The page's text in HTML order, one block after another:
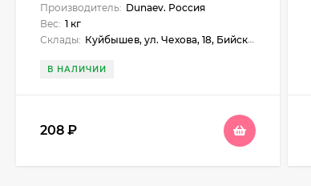
Производитель: Dunaev. Россия
Вес: 1 кг
Склады: Куйбышев, ул. Чехова, 18, Бийск, ул. Больничный взвоз, 8
В НАЛИЧИИ
208 ₽